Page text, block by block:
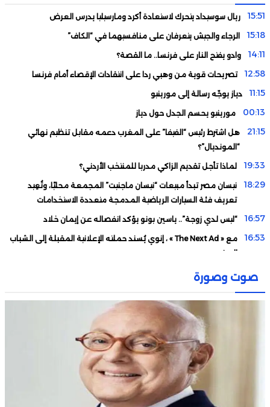
15:51 ريال سوسيداد يتحرك لاستعادة أكرد ومارسيليا يدرس العرض
15:18 الرجاء والجيش يتعرفان على منافسيهما في “الكاف”
14:11 وادو يفتح النار على فرنسا.. ما القصة؟
12:58 تصريحات قوية من وهبي ردا على انتقادات الإقصاء أمام فرنسا
11:15 دياز يوجّه رسالة إلى مورينيو
00:13 مورينيو يحسم الجدل حول دياز
21:15
هل اشترط رئيس “الفيفا” على المغرب دعمه مقابل تنظيم نهائي
“المونديال”؟
19:33 لماذا تأجل تقديم الزاكي مدربا للمنتخب الأردني؟
18:29
نيسان مصر تبدأ مبيعات “نيسان ماجنيت” المجمعة محليًا، وتُعِيد
تعريف فئة السيارات الرياضية المدمجة متعددة الاستخدامات
16:57 “ليس لدي زوجة”.. ياسين بونو يؤكد انفصاله عن إيمان خلاد
16:53
مع « The Next Ad » ، إنوي يُسند حملته الإعلانية المقبلة إلى الشباب
المغربي
رسميا.. المغرب يحتضن نهائيات كأس أمم إفريقيا لـ”الفوتصال”
15:14 وهبي يتلقى خبرا غير سار قبل مواجهة الغابون
حكيمي يورط وهبي قبل انطلاق تصفيات “كان 2027”
صوت وصورة